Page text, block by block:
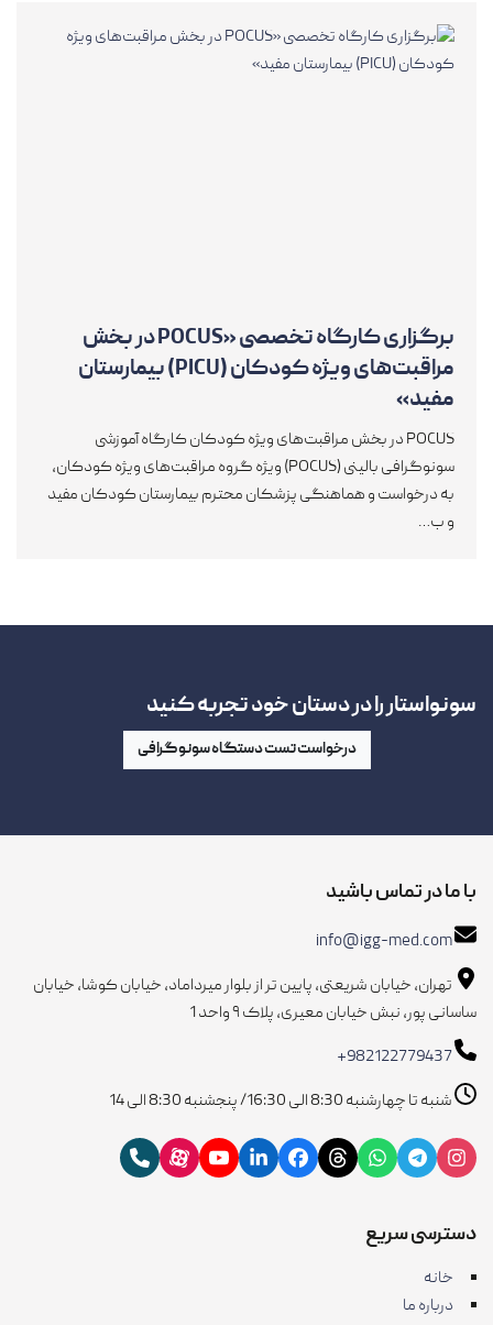
برگزاری کارگاه تخصصی «POCUS در بخش
مراقبت‌های ویژه کودکان (PICU) بیمارستان
مفید»
POCUS در بخش مراقبت‌های ویژه کودکان کارگاه آموزشی
سونوگرافی بالینی (POCUS) ویژه گروه مراقبت‌های ویژه کودکان،
به درخواست و هماهنگی پزشکان محترم بیمارستان کودکان مفید
و ب…
سونواستار را در دستان خود تجربه کنید
درخواست تست دستگاه سونوگرافی
با ما در تماس باشید
info@igg-med.com
تهران، خیابان شریعتی، پایین تر از بلوار میرداماد، خیابان کوشا، خیابان
ساسانی پور، نبش خیابان معیری، پلاک ۹ واحد 1
+982122779437
شنبه تا چهارشنبه 8:30 الی 16:30/ پنجشنبه 8:30 الی 14
دسترسی سریع
خانه
درباره ما